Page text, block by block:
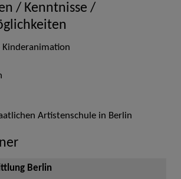
/ Kenntnisse /
Artistenschule in Berlin
Berlin